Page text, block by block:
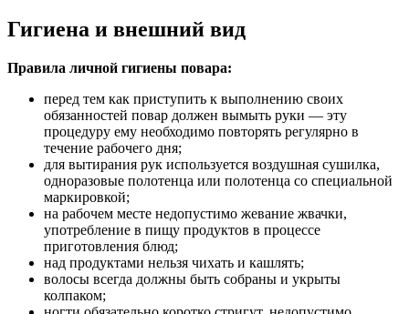
Гигиена и внешний вид
Правила личной гигиены повара:
перед тем как приступить к выполнению своих
обязанностей повар должен вымыть руки — эту
процедуру ему необходимо повторять регулярно в
течение рабочего дня;
для вытирания рук используется воздушная сушилка,
одноразовые полотенца или полотенца со специальной
маркировкой;
на рабочем месте недопустимо жевание жвачки,
употребление в пищу продуктов в процессе
приготовления блюд;
над продуктами нельзя чихать и кашлять;
волосы всегда должны быть собраны и укрыты
колпаком;